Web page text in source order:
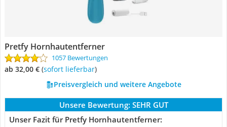
Pretfy Hornhautentferner
1057 Bewertungen
ab 32,00 € ( Sofort lieferbar)
Preisvergleich und weitere Angebote
Unsere Bewertung: SEHR GUT
Unser Fazit für Pretfy Hornhautentferner: